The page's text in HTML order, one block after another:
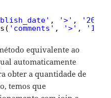
, '>' ,
'comments' , '>' , '100'
equivalente ao
automaticamente
obter a quantidade de
temos que